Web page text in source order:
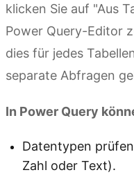
klicken Sie auf "Aus
Power Query-Editor
dies für jedes
separate Abfragen
In Power Query
Datentypen
Zahl oder Text).